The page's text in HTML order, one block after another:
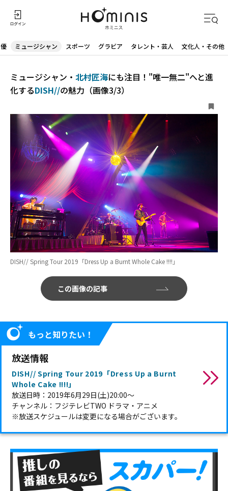
ミュージシャン スポーツ グラビア タレント・芸人 文化人・その他
ミュージシャン・ 北村匠海にも注目！"唯一無二"へと進
化するDISH//の魅力（画像3/3）
DISH// Spring Tour 2019「Dress Up a Burnt Whole Cake !!!!」
この画像の記事
もっと知りたい！
放送情報
DISH// Spring Tour 2019「Dress Up a Burnt
Whole Cake !!!!」
放送日時：2019年6月29日(土)20:00～
チャンネル：フジテレビTWO ドラマ・アニメ
※放送スケジュールは変更になる場合がございます。